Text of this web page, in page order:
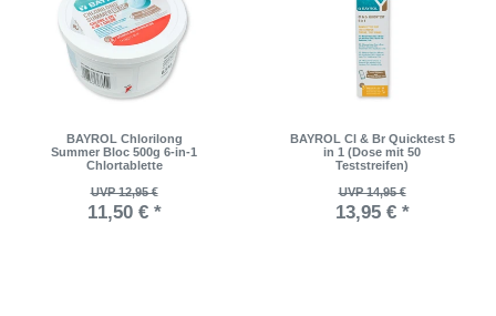
BAYROL Chlorilong
Summer Bloc 500g 6-in-1
Chlortablette
UVP 12,95 €
11,50 € *
BAYROL Cl & Br Quicktest 5
in 1 (Dose mit 50
Teststreifen)
UVP 14,95 €
13,95 € *